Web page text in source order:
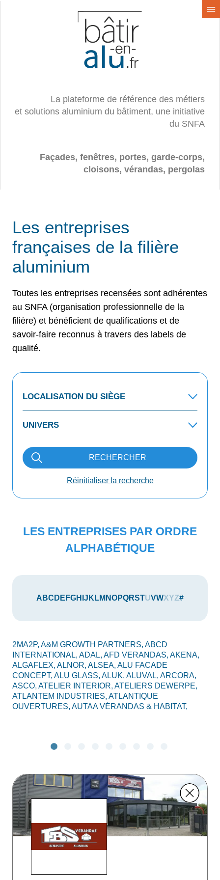
La plateforme de référence des métiers
et solutions aluminium du bâtiment, une initiative
du SNFA
Façades, fenêtres, portes, garde-corps,
cloisons, vérandas, pergolas
Les entreprises
françaises de la filière
aluminium
Toutes les entreprises recensées sont adhérentes
au SNFA (organisation professionnelle de la
filière) et bénéficient de qualifications et de
savoir-faire reconnus à travers des labels de
qualité.
RECHERCHER
Réinitialiser la recherche
LES ENTREPRISES PAR ORDRE
ALPHABÉTIQUE
A BC D E FGH J K LM NOPQRSTUVWXYZ#
2MA2P, A&M GROWTH PARTNERS, ABCD
INTERNATIONAL, ADAL, AFD VERANDAS, AKENA,
ALGAFLEX, ALNOR, ALSEA, ALU FACADE
CONCEPT, ALU GLASS, ALUK, ALUVAL, ARCORA,
ASCO, ATELIER INTERIOR, ATELIERS DEWERPE,
ATLANTEM INDUSTRIES, ATLANTIQUE
OUVERTURES, AUTAA VÉRANDAS & HABITAT,